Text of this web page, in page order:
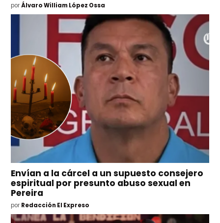
por Álvaro William López Ossa
Envían a la cárcel a un supuesto consejero
espiritual por presunto abuso sexual en
Pereira
por Redacción El Expreso